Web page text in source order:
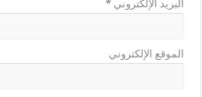
البريد الإلكتروني*
الموقع الإلكتروني